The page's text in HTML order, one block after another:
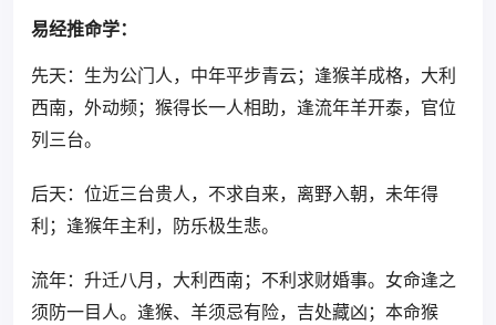
易经推命学：
先天：生为公门人，中年平步青云；逢猴羊成格，大利
西南，外动频；猴得长一人相助，逢流年羊开泰，官位
列三台。
后天：位近三台贵人，不求自来，离野入朝，未年得
利；逢猴年主利，防乐极生悲。
流年：升迁八月，大利西南；不利求财婚事。女命逢之
须防一目人。逢猴、羊须忌有险，吉处藏凶；本命猴